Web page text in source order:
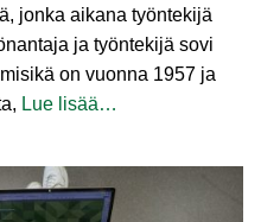
jonka aikana työntekijä
ja työntekijä sovi
on vuonna 1957 ja
Lue lisää…